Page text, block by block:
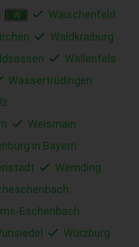
W
Waischenfeld
Waldkraiburg
Wallenfels
Wassertrüdingen
Weismain
in Bayern
Wemding
Eschenbach
Würzburg